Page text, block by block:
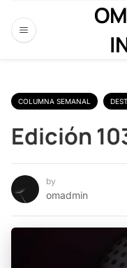
COLUMNA SEMANAL
Edición
by
omadmin